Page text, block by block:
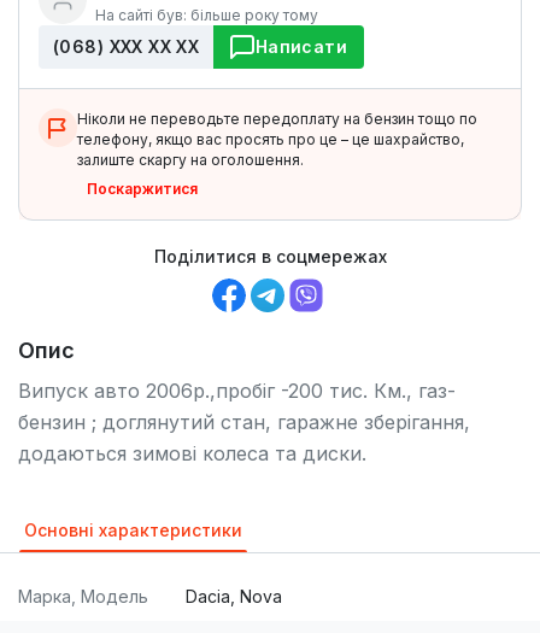
На сайті був: більше року тому
(068) ХХХ ХХ ХХ Написати
Ніколи не переводьте передоплату на бензин тощо по
телефону, якщо вас просять про це – це шахрайство,
залиште скаргу на оголошення.
Поскаржитися
Поділитися в соцмережах
Опис
Випуск авто 2006р.,пробіг -200 тис. Км., газ-
бензин ; доглянутий стан, гаражне зберігання,
додаються зимові колеса та диски.
Основні характеристики
Марка, Модель Dacia, Nova